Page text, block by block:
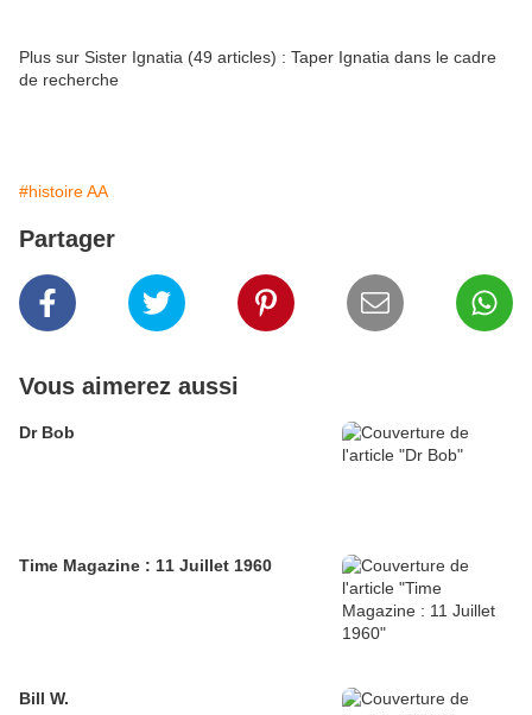
Plus sur Sister Ignatia (49 articles) : Taper Ignatia dans le cadre
de recherche
#histoire AA
Partager
Vous aimerez aussi
Dr Bob
Time Magazine : 11 Juillet 1960
Bill W.